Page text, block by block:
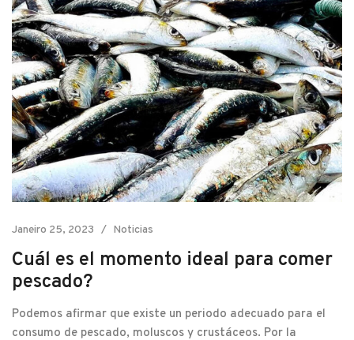
Janeiro 25, 2023 Noticias
Cuál es el momento ideal para comer
pescado?
Podemos afirmar que existe un periodo adecuado para el
consumo de pescado, moluscos y crustáceos. Por la